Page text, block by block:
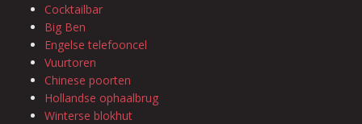
Cocktailbar
Big Ben
Engelse telefooncel
Vuurtoren
Chinese poorten
Hollandse ophaalbrug
Winterse blokhut